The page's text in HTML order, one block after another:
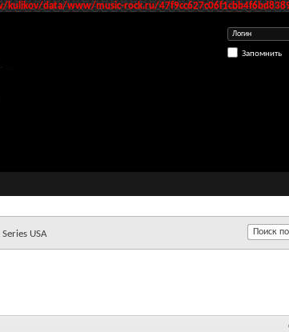
kulikov/data/www/music-rock.ru/
Запомнить
USA